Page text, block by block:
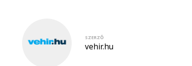
SZERZŐ
vehir.hu